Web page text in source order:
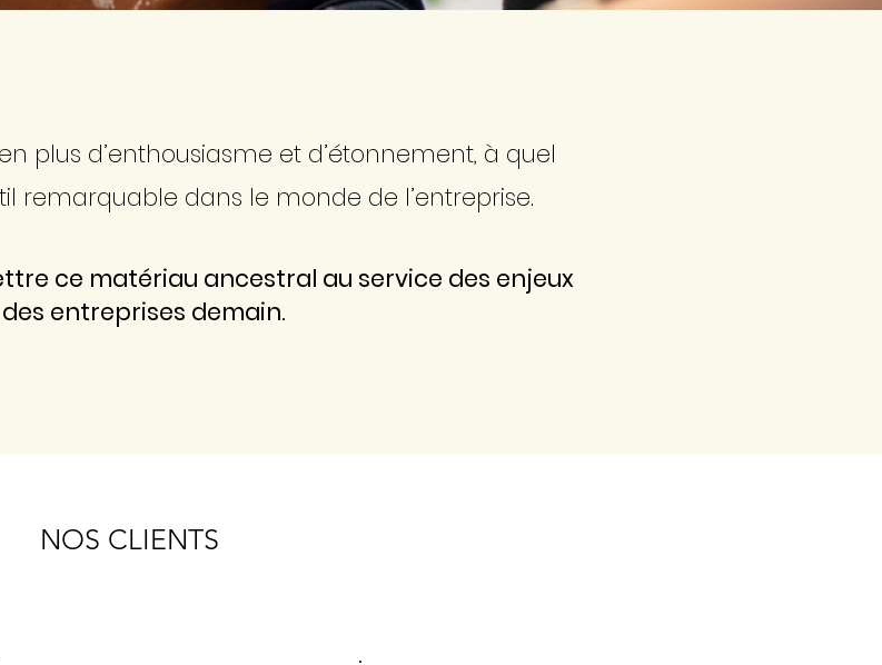
plus d’enthousiasme et d’étonnement, à quel
remarquable dans le monde de l’entreprise.
ce matériau ancestral au service des enjeux
des entreprises demain.
NOS CLIENTS